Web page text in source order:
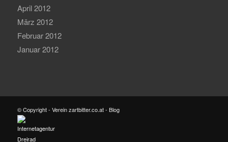
April 2012
März 2012
Februar 2012
Januar 2012
© Copyright - Verein zartbitter.co.at - Blog